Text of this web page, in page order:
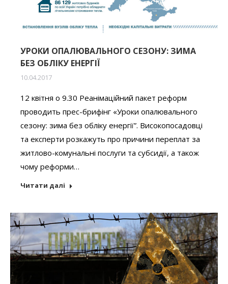
УРОКИ ОПАЛЮВАЛЬНОГО СЕЗОНУ: ЗИМА
БЕЗ ОБЛІКУ ЕНЕРГІЇ
10.04.2017
12 квітня о 9.30 Реанімаційний пакет реформ
проводить прес-брифінг «Уроки опалювального
сезону: зима без обліку енергії”. Високопосадовці
та експерти розкажуть про причини переплат за
житлово-комунальні послуги та субсидії, а також
чому реформи…
Читати далі